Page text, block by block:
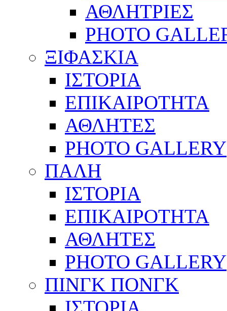
ΑΘΛΗΤΡΙΕΣ
PHOTO
ΞΙΦΑΣΚΙΑ
ΙΣΤΟΡΙΑ
ΕΠΙΚΑΙΡΟΤΗΤΑ
ΑΘΛΗΤΕΣ
PHOTO GALLERY
ΠΑΛΗ
ΙΣΤΟΡΙΑ
ΕΠΙΚΑΙΡΟΤΗΤΑ
ΑΘΛΗΤΕΣ
PHOTO GALLERY
ΠΙΝΓΚ ΠΟΝΓΚ